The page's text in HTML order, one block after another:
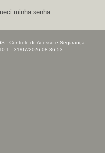
minha senha
- Controle de Acesso e Segurança
- 31/07/2026 08:36:53